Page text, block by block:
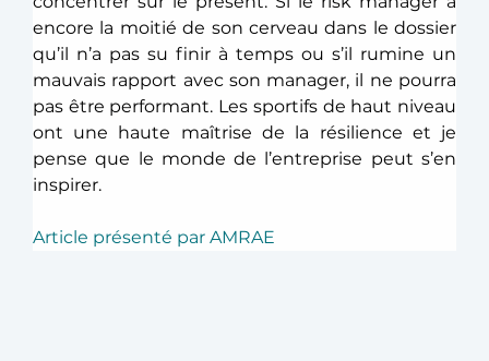
encore la moitié de son cerveau dans le dossier
qu’il n’a pas su finir à temps ou s’il rumine un
mauvais rapport avec son manager, il ne pourra
pas être performant. Les sportifs de haut niveau
ont une haute maîtrise de la résilience et je
pense que le monde de l’entreprise peut s’en
inspirer.
Article présenté par AMRAE